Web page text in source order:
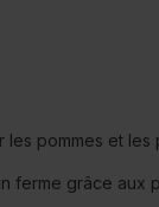
les pommes et les
ferme grâce aux